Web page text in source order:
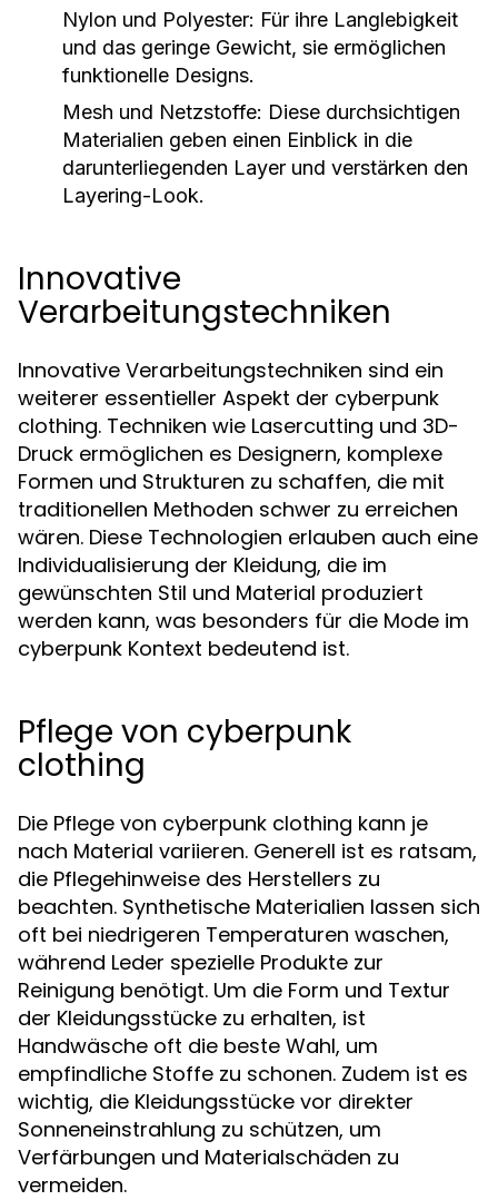
Nylon und Polyester: Für ihre Langlebigkeit
und das geringe Gewicht, sie ermöglichen
funktionelle Designs.
Mesh und Netzstoffe: Diese durchsichtigen
Materialien geben einen Einblick in die
darunterliegenden Layer und verstärken den
Layering-Look.
Innovative
Verarbeitungstechniken
Innovative Verarbeitungstechniken sind ein
weiterer essentieller Aspekt der cyberpunk
clothing. Techniken wie Lasercutting und 3D-
Druck ermöglichen es Designern, komplexe
Formen und Strukturen zu schaffen, die mit
traditionellen Methoden schwer zu erreichen
wären. Diese Technologien erlauben auch eine
Individualisierung der Kleidung, die im
gewünschten Stil und Material produziert
werden kann, was besonders für die Mode im
cyberpunk Kontext bedeutend ist.
Pflege von cyberpunk
clothing
Die Pflege von cyberpunk clothing kann je
nach Material variieren. Generell ist es ratsam,
die Pflegehinweise des Herstellers zu
beachten. Synthetische Materialien lassen sich
oft bei niedrigeren Temperaturen waschen,
während Leder spezielle Produkte zur
Reinigung benötigt. Um die Form und Textur
der Kleidungsstücke zu erhalten, ist
Handwäsche oft die beste Wahl, um
empfindliche Stoffe zu schonen. Zudem ist es
wichtig, die Kleidungsstücke vor direkter
Sonneneinstrahlung zu schützen, um
Verfärbungen und Materialschäden zu
vermeiden.